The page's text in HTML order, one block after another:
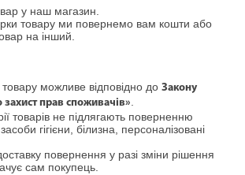
у наш магазин.
товару ми повернемо вам кошти або
на інший.
можливе відповідно до Закону
захист прав споживачів».
товарів не підлягають поверненню
гігієни, білизна, персоналізовані
повернення у разі зміни рішення
сам покупець.